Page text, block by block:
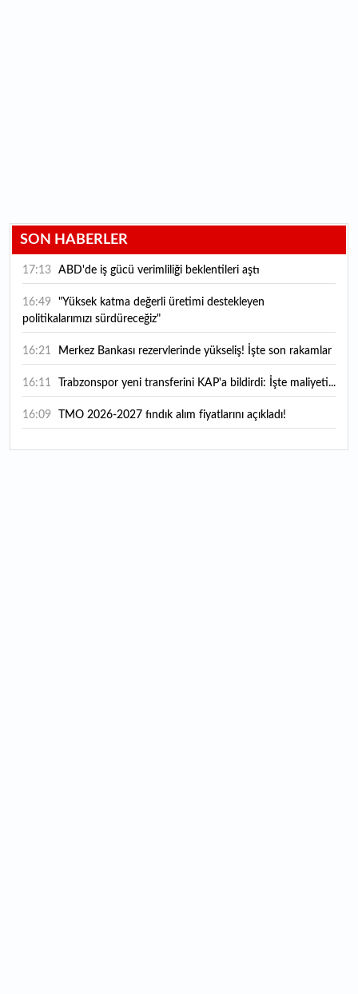
SON HABERLER
17:13 ABD'de iş gücü verimliliği beklentileri aştı
16:49
politikalarımızı sürdüreceğiz"
16:21 Merkez Bankası rezervlerinde yükseliş! İşte son rakamlar
16:11 Trabzonspor yeni transferini KAP'a bildirdi: İşte maliyeti...
16:09 TMO 2026-2027 fındık alım fiyatlarını açıkladı!